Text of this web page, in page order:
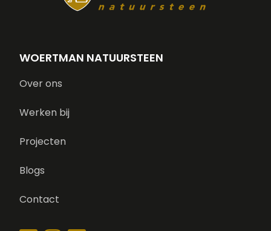
WOERTMAN NATUURSTEEN
Over ons
Werken bij
Projecten
Blogs
Contact